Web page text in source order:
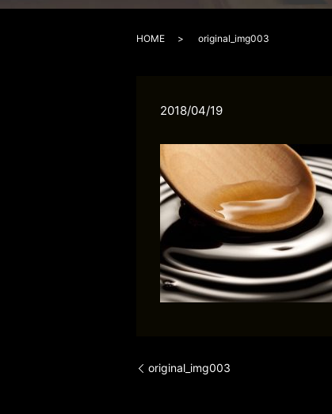
HOME original_img003
2018/04/19
original_img003